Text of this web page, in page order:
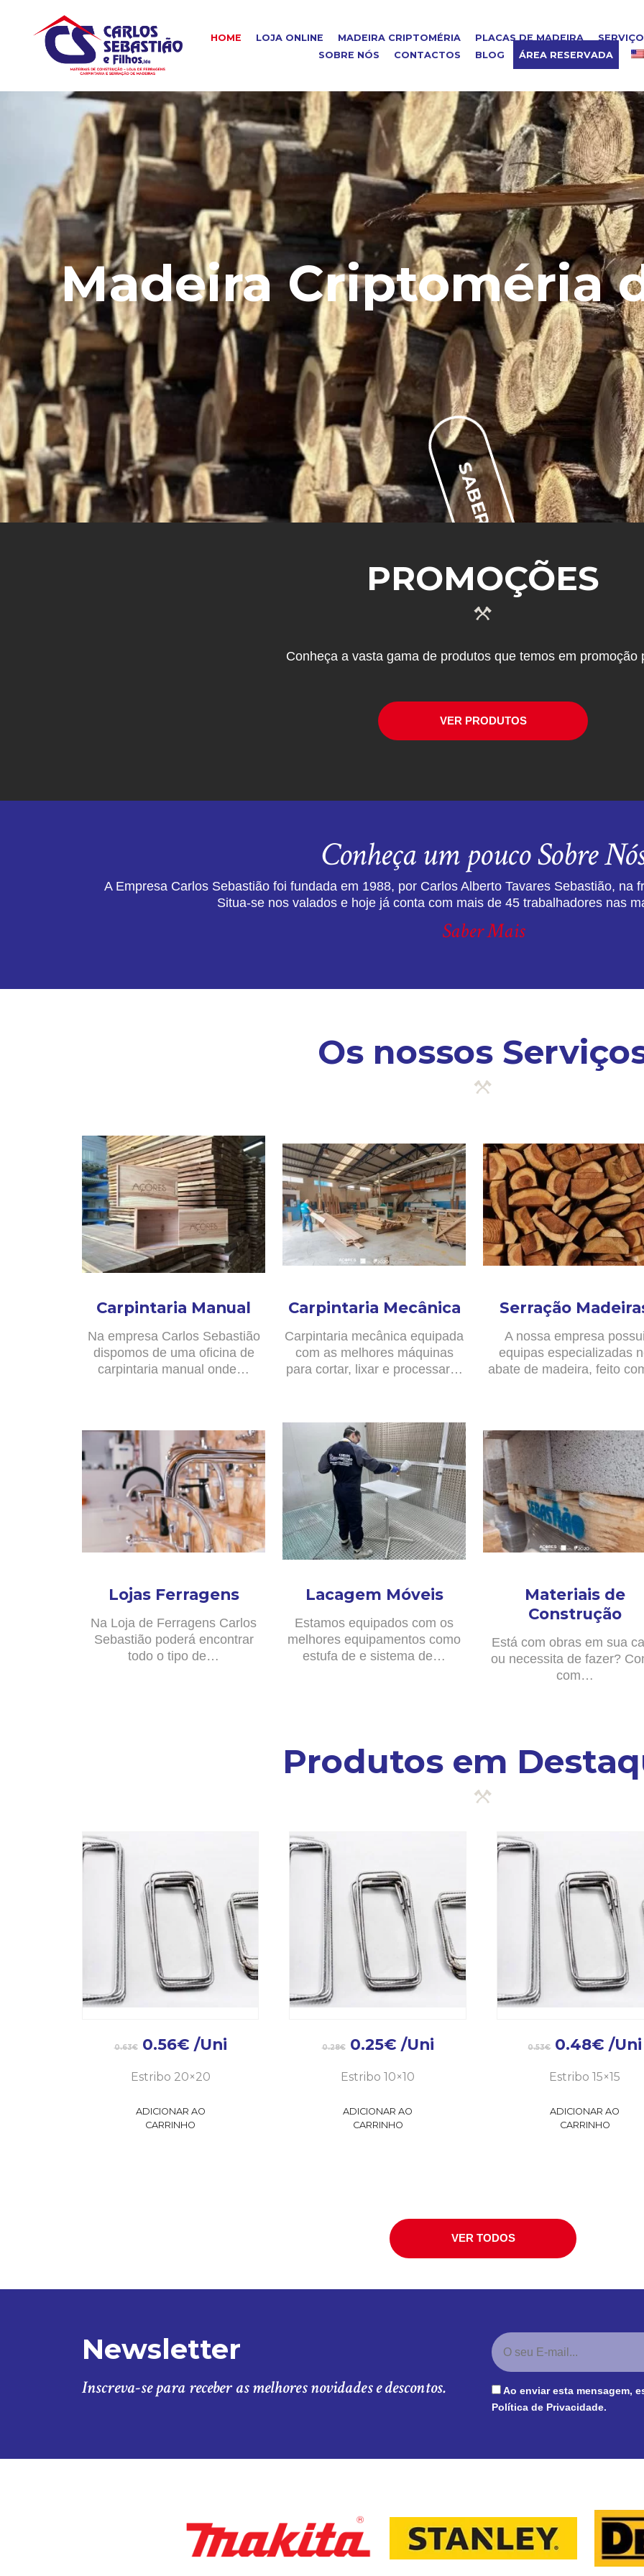
HOME LOJA ONLINE MADEIRA CRIPTOMÉRIA PLACAS DE MADEIRA
SOBRE NÓS
CONTACTOS BLOG ÁREA RESERVADA
Madeira Criptoméria
SABER MAIS
PROMOÇÕES
Conheça a vasta gama de produtos que temos em promoção
VER PRODUTOS
Conheça um pouco Sobre
A Empresa Carlos Sebastião foi fundada em 1988, por Carlos Alberto Tavares Sebastião, na
Situa-se nos valados e hoje já conta com mais de 45 trabalhadores nas
Saber Mais
Os nossos
Carpintaria Manual
Na empresa Carlos Sebastião
dispomos de uma oficina de
carpintaria manual onde…
Carpintaria Mecânica
Carpintaria mecânica equipada
com as melhores máquinas
para cortar, lixar e processar…
Serração
A nossa empresa
equipas especializadas
abate de madeira, feito
Lojas Ferragens
Na Loja de Ferragens Carlos
Sebastião poderá encontrar
todo o tipo de…
Lacagem Móveis
Estamos equipados com os
melhores equipamentos como
estufa de e sistema de…
Materiais de
Construção
Está com obras em sua
ou necessita de fazer?
com…
Produtos em
0.63€ 0.56€ /Uni
Estribo 20×20
ADICIONAR AO
CARRINHO
0.28€ 0.25€ /Uni
Estribo 10×10
ADICIONAR AO
CARRINHO
0.53€ 0.48€ /Uni
Estribo 15×15
ADICIONAR AO
CARRINHO
VER TODOS
Newsletter
Inscreva-se para receber as melhores novidades e descontos.
Ao enviar esta mensagem,
Política de Privacidade.